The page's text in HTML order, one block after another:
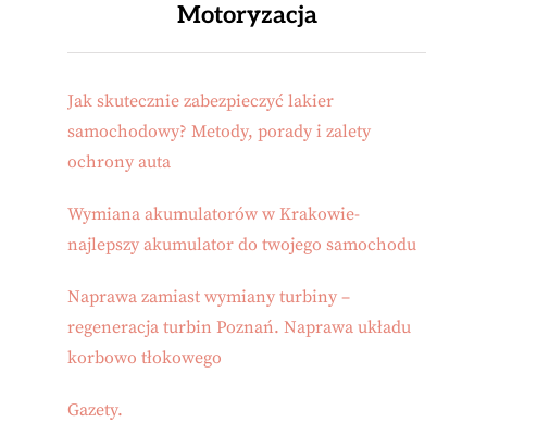
Motoryzacja
Jak skutecznie zabezpieczyć lakier
samochodowy? Metody, porady i zalety
ochrony auta
Wymiana akumulatorów w Krakowie-
najlepszy akumulator do twojego samochodu
Naprawa zamiast wymiany turbiny –
regeneracja turbin Poznań. Naprawa układu
korbowo tłokowego
Gazety.